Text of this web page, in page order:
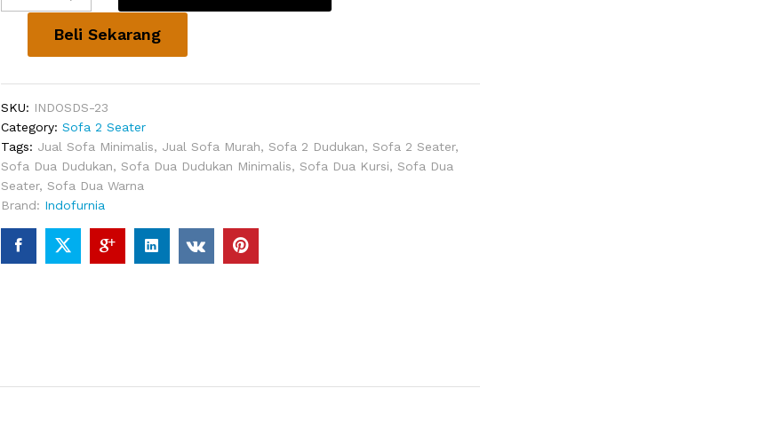
Ruang
Beli Sekarang
SKU: INDOSDS-23
Category: Sofa 2 Seater
Tags: Jual Sofa Minimalis, Jual Sofa Murah, Sofa 2 Dudukan, Sofa 2 Seater,
Sofa Dua Dudukan, Sofa Dua Dudukan Minimalis, Sofa Dua Kursi, Sofa Dua
Seater, Sofa Dua Warna
Brand: Indofurnia